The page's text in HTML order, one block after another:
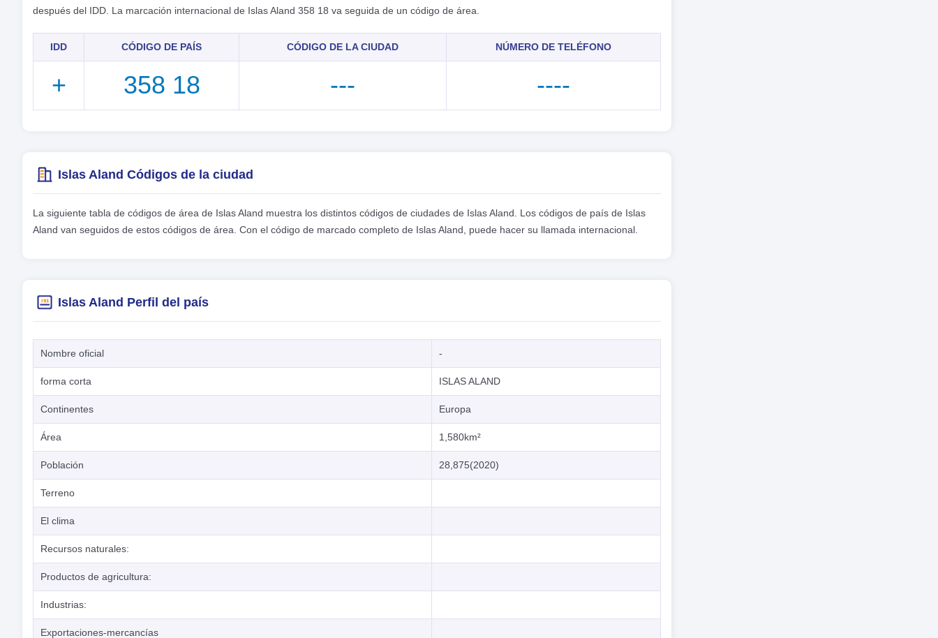
después del IDD. La marcación internacional de Islas Aland 358 18 va seguida de un código de área.
IDD CÓDIGO DE PAÍS CÓDIGO DE LA CIUDAD NÚMERO DE TELÉFONO
+ 358 18 --- ----
Islas Aland Códigos de la ciudad
La siguiente tabla de códigos de área de Islas Aland muestra los distintos códigos de ciudades de Islas Aland. Los códigos de país de Islas
Aland van seguidos de estos códigos de área. Con el código de marcado completo de Islas Aland, puede hacer su llamada internacional.
Islas Aland Perfil del país
Nombre oficial -
forma corta ISLAS ALAND
Continentes Europa
Área 1,580km²
Población 28,875(2020)
Terreno
El clima
Recursos naturales:
Productos de agricultura:
Industrias:
Exportaciones-mercancías